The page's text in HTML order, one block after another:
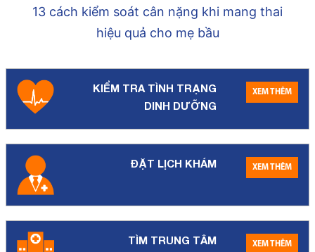
13 cách kiểm soát cân nặng khi mang thai
hiệu quả cho mẹ bầu
KIỂM TRA TÌNH TRẠNG
DINH DƯỠNG
XEM THÊM
ĐẶT LỊCH KHÁM XEM THÊM
TÌM TRUNG TÂM XEM THÊM